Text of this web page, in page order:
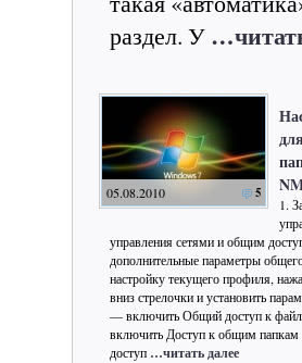
раздел. У
05.08.2010 5
1.
управления сетями и общим
дополнительные параметры
настройку текущего профиля,
вниз стрелочки и установить
— включить Общий доступ к
включить Доступ к общим
доступ …читать далее